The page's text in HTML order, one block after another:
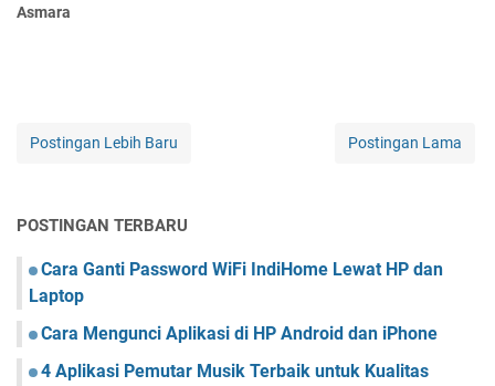
Asmara
Postingan Lebih Baru Postingan Lama
POSTINGAN TERBARU
Cara Ganti Password WiFi IndiHome Lewat HP dan
Laptop
Cara Mengunci Aplikasi di HP Android dan iPhone
4 Aplikasi Pemutar Musik Terbaik untuk Kualitas